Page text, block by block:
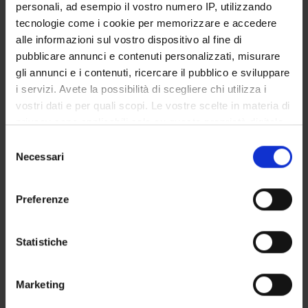
personali, ad esempio il vostro numero IP, utilizzando
tecnologie come i cookie per memorizzare e accedere
alle informazioni sul vostro dispositivo al fine di
pubblicare annunci e contenuti personalizzati, misurare
gli annunci e i contenuti, ricercare il pubblico e sviluppare
i servizi. Avete la possibilità di scegliere chi utilizza i
vostri dati e per quali scopi. Le vostre scelte in materia di
privacy sono applicabili solo su questa proprietà digitale
modificare o revocare il proprio consenso in qualsiasi
momento dalla Dichiarazione sui cookie o facendo clic
raccogliere informazioni sulla tua posizione
geografica, con un'approssimazione di qualche
Identificare il tuo dispositivo, scansionandolo
delNecessari
Preferenze
Statistiche
Marketing
Dipartimenti associati
Management
Macro area
Scienze Giuridiche ed Economiche
Economica
Come iscriversi
Piani didattici
Calendario esami